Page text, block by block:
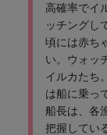
高確率でイ
ッチングし
頃には赤ち
い。ウォッ
イルカたち
は船に乗っ
船長は、各
把握してい